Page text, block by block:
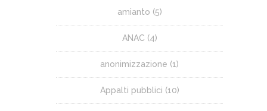
amianto (5)
ANAC (4)
anonimizzazione (1)
Appalti pubblici (10)